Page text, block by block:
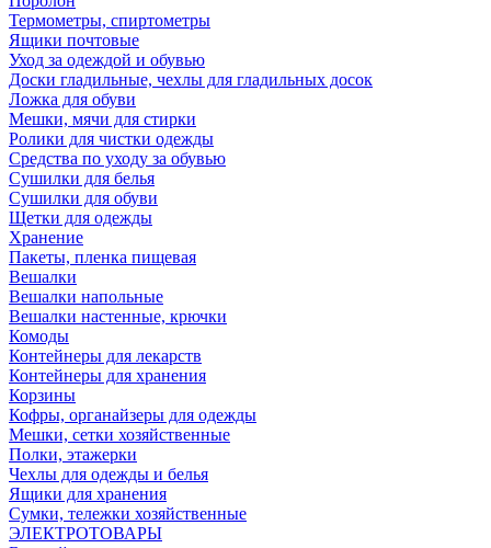
Термометры, спиртометры
Ящики почтовые
Уход за одеждой и обувью
Доски гладильные, чехлы для гладильных досок
Ложка для обуви
Мешки, мячи для стирки
Ролики для чистки одежды
Средства по уходу за обувью
Сушилки для белья
Сушилки для обуви
Щетки для одежды
Хранение
Пакеты, пленка пищевая
Вешалки
Вешалки напольные
Вешалки настенные, крючки
Комоды
Контейнеры для лекарств
Контейнеры для хранения
Корзины
Кофры, органайзеры для одежды
Мешки, сетки хозяйственные
Полки, этажерки
Чехлы для одежды и белья
Ящики для хранения
Сумки, тележки хозяйственные
ЭЛЕКТРОТОВАРЫ